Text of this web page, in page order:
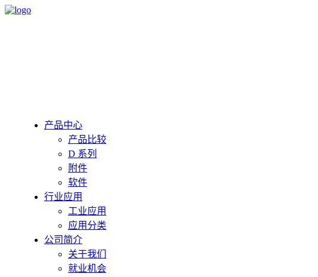
产品中心
产品比较
D 系列
附件
软件
行业应用
工业应用
应用分类
公司简介
关于我们
就业机会